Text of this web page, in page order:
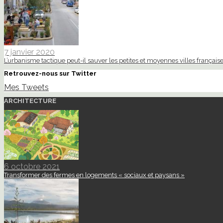
7 janvier 2020
L’urbanisme tactique peut-il sauver les petites et moyennes villes
Retrouvez-nous sur Twitter
Mes Tweets
ARCHITECTURE
6 octobre 2021
Transformer des fermes en logements « sociaux et paysans »